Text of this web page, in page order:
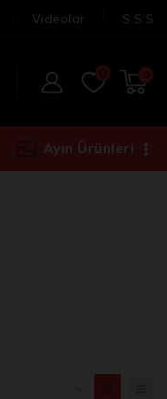
Videolar S.S.S
0 0
Ayın Ürünleri